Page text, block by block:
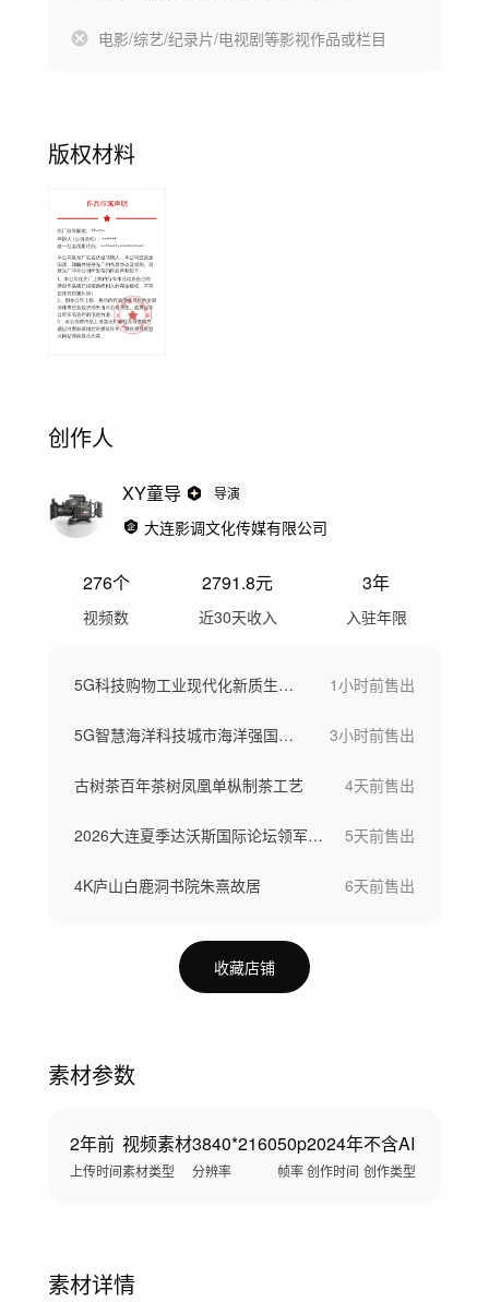
电影/综艺/纪录片/电视剧等影视作品或栏目
版权材料
创作人
XY童导 导演
大连影调文化传媒有限公司
276个
视频数
2791.8元
近30天收入
3年
入驻年限
5G科技购物工业现代化新质生产力 1小时前售出
5G智慧海洋科技城市海洋强国素材 3小时前售出
古树茶百年茶树凤凰单枞制茶工艺 4天前售出
2026大连夏季达沃斯国际论坛领军者年会 5天前售出
4K庐山白鹿洞书院朱熹故居 6天前售出
收藏店铺
素材参数
2年前
上传时间
视频素材
素材类型
3840*2160
分辨率
50p
帧率
2024年
创作时间
不含AI
创作类型
素材详情